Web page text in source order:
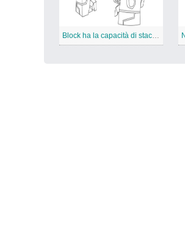
Block ha la capacità di staccare qualsiasi parte del corpo e quindi ricollegarlo.